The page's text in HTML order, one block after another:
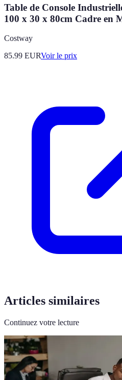
Table de Console
100 x 30 x 80cm Cadre en
Costway
85.99 EURVoir le prix
Articles similaires
Continuez votre lecture